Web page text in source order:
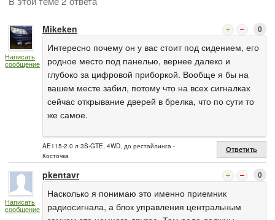
Написать
сообщение
Mikeken 0
Интересно почему он у вас стоит под сидением, его
родное место под панелью, вернее далеко и
глубоко за цифровой приборкой. Вообще я бы на
вашем месте забил, потому что на всех сигналках
сейчас открывание дверей в брелка, что по сути то
же самое.
AE115-2.0 л 3S-GTE, 4WD, до рестайлинга -
Косточка
Ответить
Написать
сообщение
pkentavr 0
Насколько я понимаю это именно приемник
радиосигнала, а блок управления центральным